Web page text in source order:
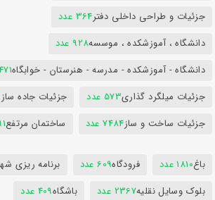
جزئیات و طراحی داخلی دفتر364 عدد
دانشگاه ، آموزشکده ، موسسه928 عدد
دانشگاه - آموزشکده - مدرسه - هنرستان - خوابگاه
جزئیات میلگرد گذاری573 عدد جزئیات جاده
جزئیات ساخت و ساز7484 عدد ساختمان مرتفع
باغ1810 عدد فرودگاه609 عدد برنامه ریزی
بلوک وسایل نقلیه2367 عدد باشگاه409 عدد